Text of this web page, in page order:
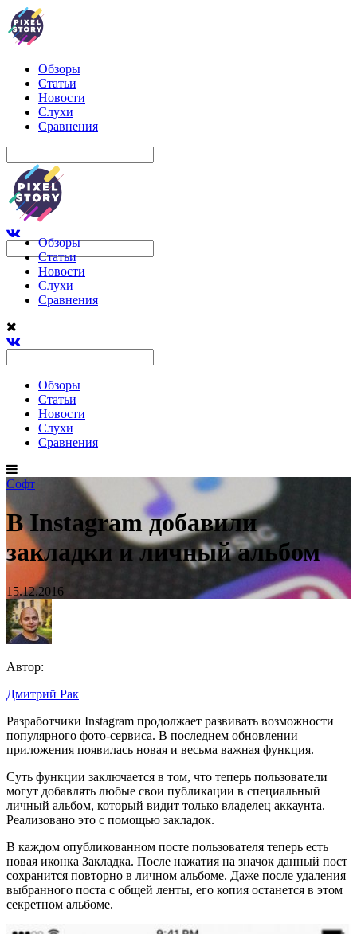
Обзоры
Статьи
Новости
Слухи
Сравнения
Обзоры
Статьи
Новости
Слухи
Сравнения
Обзоры
Статьи
Новости
Слухи
Сравнения
Софт
В Instagram добавили
закладки и личный альбом
15.12.2016
Автор:
Дмитрий Рак
В
Instagram
закладки
и
личный
альбом
Разработчики Instagram продолжает развивать возможности
популярного фото-сервиса. В последнем обновлении
приложения появилась новая и весьма важная функция.
Суть функции заключается в том, что теперь пользователи
могут добавлять любые свои публикации в специальный
личный альбом, который видит только владелец аккаунта.
Реализовано это с помощью закладок.
В каждом опубликованном посте пользователя теперь есть
новая иконка Закладка. После нажатия на значок данный пост
сохранится повторно в личном альбоме. Даже после удаления
выбранного поста с общей ленты, его копия останется в этом
секретном альбоме.